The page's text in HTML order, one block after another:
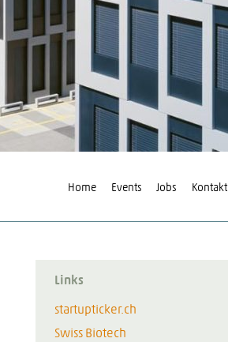
Home Events Jobs Kontakt
Links
startupticker.ch
Swiss Biotech